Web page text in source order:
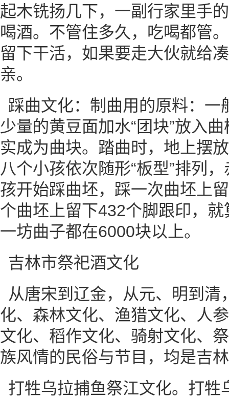
起木铣扬几下，一副行家里手
喝酒。不管住多久，吃喝都管
留下干活，如果要走大伙就给
亲。
踩曲文化：制曲用的原料：一
少量的黄豆面加水“团块”放入
实成为曲块。踏曲时，地上摆
八个小孩依次随形“板型”排列
孩开始踩曲坯，踩一次曲坯上
个曲坯上留下432个脚跟印，
一坊曲子都在6000块以上。
吉林市祭祀酒文化
从唐宋到辽金，从元、明到清
化、森林文化、渔猎文化、人
文化、稻作文化、骑射文化、
族风情的民俗与节目，均是吉
打牲乌拉捕鱼祭江文化。打牲